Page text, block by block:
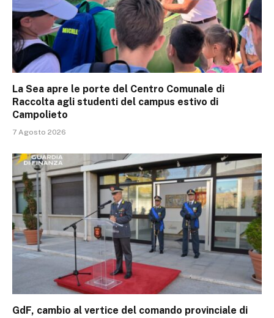
La Sea apre le porte del Centro Comunale di
Raccolta agli studenti del campus estivo di
Campolieto
7 Agosto 2026
GdF, cambio al vertice del comando provinciale di